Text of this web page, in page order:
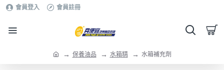
會員登入 會員註冊
保養油品 水箱精 水箱補充劑